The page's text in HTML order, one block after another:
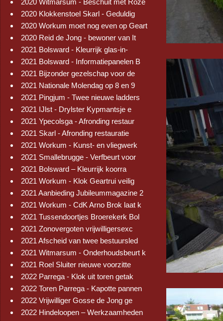
2020 Witmarsum - Beschuit met Roze
2020 Klokkenstoel Skarl - Geduldig
2020 Workum moet nog even op Geart
2020 Reid de Jong - bewoner van It
2021 Bolsward - Kleurrijk glas-in-
2021 Bolsward - Informatiepanelen B
2021 Bijzonder gezelschap voor de
2021 Nationale Molendag op 8 en 9
2021 Pingjum - Twee nieuwe ladders
2021 IJlst - Drylster Kypmantsje e
2021 Ypecolsga - Afronding restaur
2021 Skarl - Afronding restauratie
2021 Workum - Kunst- en vliegwerk
2021 Smallebrugge - Verfbeurt voor
2021 Bolsward – Kleurrijk koorra
2021 Workum - Klok Geartrui veilig
2021 Aanbieding Jubileummagazine 2
2021 Workum - CdK Arno Brok laat k
2021 Tussendoortjes Broerekerk Bol
2021 Zonovergoten vrijwilligersexc
2021 Afscheid van twee bestuursled
2021 Witmarsum - Onderhoudsbeurt k
2021 Roel Sluiter nieuwe voorzitte
2022 Parrega - Klok uit toren getak
2022 Toren Parrega - Kapotte pannen
2022 Vrijwilliger Gosse de Jong ge
2022 Hindeloopen – Werkzaamheden